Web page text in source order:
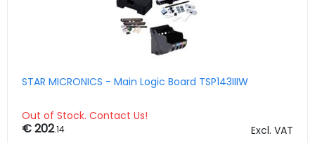
STAR MICRONICS - Main Logic Board TSP143IIIW
Out of Stock. Contact Us!
€ 202.14 Excl. VAT